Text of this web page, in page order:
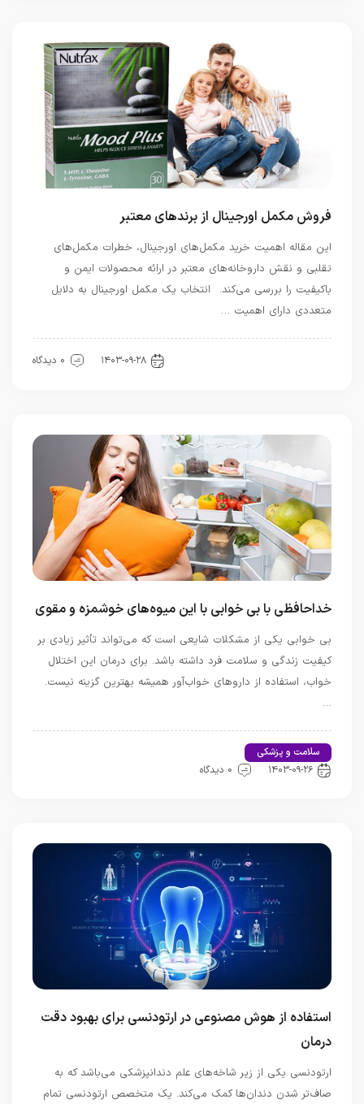
فروش مکمل اورجینال از برندهای معتبر
این مقاله اهمیت خرید مکمل‌های اورجینال، خطرات مکمل‌های
تقلبی و نقش داروخانه‌های معتبر در ارائه محصولات ایمن و
باکیفیت را بررسی می‌کند. انتخاب یک مکمل اورجینال به دلایل
متعددی دارای اهمیت …
۱۴۰۳-۰۹-۲۸ 0 دیدگاه
خداحافظی با بی خوابی با این میوه‌های خوشمزه و مقوی
بی‌ خوابی یکی از مشکلات شایعی است که می‌تواند تأثیر زیادی بر
کیفیت زندگی و سلامت فرد داشته باشد. برای درمان این اختلال
خواب، استفاده از داروهای خواب‌آور همیشه بهترین گزینه نیست.
…
سلامت و پزشکی
۱۴۰۳-۰۹-۲۶
0 دیدگاه
استفاده از هوش مصنوعی در ارتودنسی برای بهبود دقت
درمان
ارتودنسی یکی از زیر شاخه‌های علم دندانپزشکی می‌باشد که به
صاف‌تر شدن دندان‌ها کمک می‌کند. یک متخصص ارتودنسی تمام